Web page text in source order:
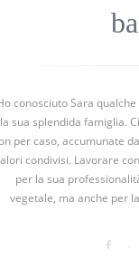
conosciuto Sara
la sua splendida famiglia.
per caso, accumunate
condivisi. Lavorare
per la sua
vegetale, ma anche per